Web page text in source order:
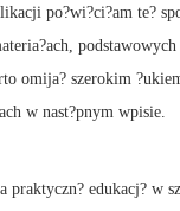
po?wi?ci?am te?
szerokim
w nast?pnym wpisie.
praktyczn? edukacj? w